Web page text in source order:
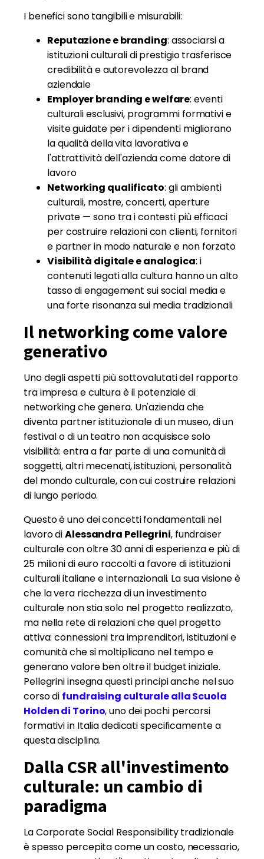
I benefici sono tangibili e misurabili:
Reputazione e branding: associarsi a
istituzioni culturali di prestigio trasferisce
credibilità e autorevolezza al brand
aziendale
Employer branding e welfare: eventi
culturali esclusivi, programmi formativi e
visite guidate per i dipendenti migliorano
la qualità della vita lavorativa e
l'attrattività dell'azienda come datore di
lavoro
Networking qualificato: gli ambienti
culturali, mostre, concerti, aperture
private — sono tra i contesti più efficaci
per costruire relazioni con clienti, fornitori
e partner in modo naturale e non forzato
Visibilità digitale e analogica: i
contenuti legati alla cultura hanno un alto
tasso di engagement sui social media e
una forte risonanza sui media tradizionali
Il networking come valore
generativo
Uno degli aspetti più sottovalutati del rapporto
tra impresa e cultura è il potenziale di
networking che genera. Un'azienda che
diventa partner istituzionale di un museo, di un
festival o di un teatro non acquisisce solo
visibilità: entra a far parte di una comunità di
soggetti, altri mecenati, istituzioni, personalità
del mondo culturale, con cui costruire relazioni
di lungo periodo.
Questo è uno dei concetti fondamentali nel
lavoro diAlessandra Pellegrini, fundraiser
culturale con oltre 30 anni di esperienza e più di
25 milioni di euro raccolti a favore di istituzioni
culturali italiane e internazionali. La sua visione è
che la vera ricchezza di un investimento
culturale non stia solo nel progetto realizzato,
ma nella rete di relazioni che quel progetto
attiva: connessioni tra imprenditori, istituzioni e
comunità che si moltiplicano nel tempo e
generano valore ben oltre il budget iniziale.
Pellegrini insegna questi principi anche nel suo
corso di fundraising culturale alla Scuola
Holden di Torino, uno dei pochi percorsi
formativi in Italia dedicati specificamente a
questa disciplina.
Dalla CSR all'investimento
culturale: un cambio di
paradigma
La Corporate Social Responsibility tradizionale
è spesso percepita come un costo, necessario,